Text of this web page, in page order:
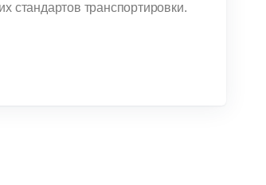
стандартов транспортировки.